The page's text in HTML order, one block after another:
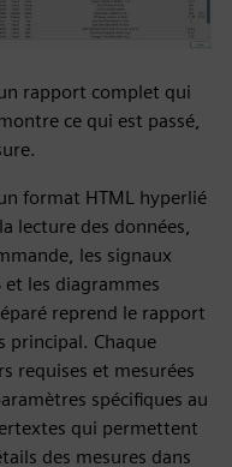
rapport complet qui
ce qui est passé,
format HTML hyperlié
lecture des données,
les signaux
les diagrammes
reprend le rapport
principal. Chaque
requises et mesurées
spécifiques au
qui permettent
des mesures dans